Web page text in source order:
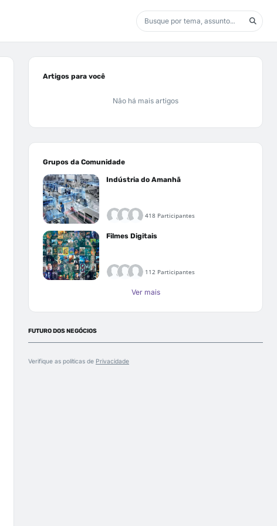
Artigos para você
Não há mais artigos
Grupos da Comunidade
Indústria do Amanhã
418 Participantes
Filmes Digitais
112 Participantes
Ver mais
FUTURO DOS NEGÓCIOS
Verifique as políticas de Privacidade